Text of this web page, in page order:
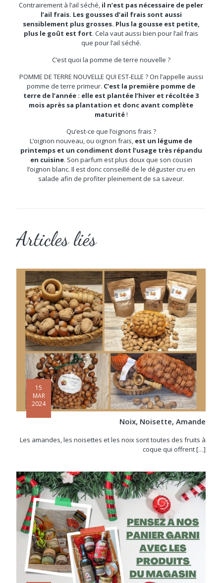
Contrairement à l’ail séché, il n’est pas nécessaire de peler
l’ail frais. Les gousses d’ail frais sont aussi
sensiblement plus grosses. Plus la gousse est petite,
plus le goût est fort. Cela vaut aussi bien pour l’ail frais
que pour l’ail séché.
C’est quoi la pomme de terre nouvelle ?
POMME DE TERRE NOUVELLE QUI EST-ELLE ? On l’appelle aussi
pomme de terre primeur. C’est la première pomme de
terre de l’année : elle est plantée l’hiver et récoltée 3
mois après sa plantation et donc avant complète
maturité!
Qu’est-ce que l’oignons frais ?
L’oignon nouveau, ou oignon frais, est un légume de
printemps et un condiment dont l’usage très répandu
en cuisine. Son parfum est plus doux que son cousin
l’oignon blanc. Il est donc conseillé de le déguster cru en
salade afin de profiter pleinement de sa saveur.
Articles liés
15
MAR
2024
Noix, Noisette, Amande
Les amandes, les noisettes et les noix sont toutes des fruits à
coque qui offrent[…]